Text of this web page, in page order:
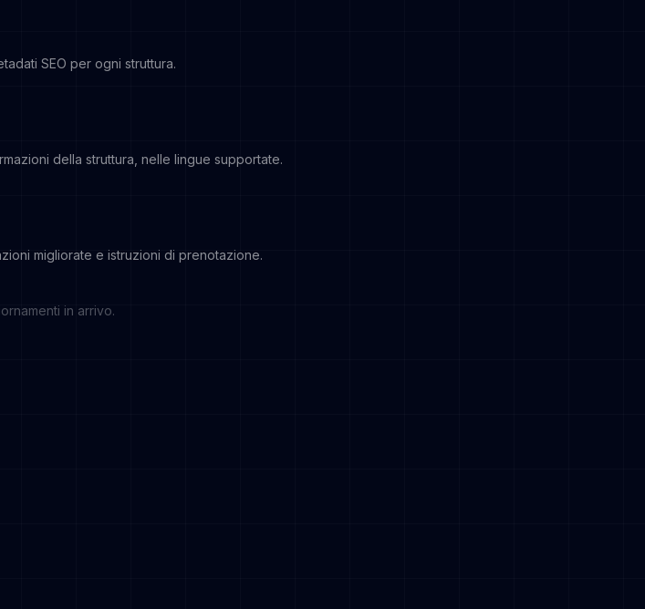
SEO per ogni struttura.
della struttura, nelle lingue supportate.
migliorate e istruzioni di prenotazione.
in arrivo.